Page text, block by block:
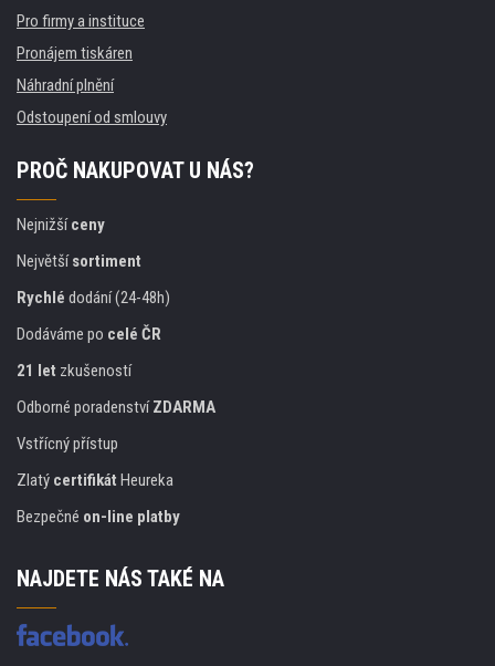
Pro firmy a instituce
Pronájem tiskáren
Náhradní plnění
Odstoupení od smlouvy
PROČ NAKUPOVAT U NÁS?
Nejnižšíceny
Největšísortiment
Rychlé dodání (24-48h)
Dodáváme po celé ČR
21 let zkušeností
Odborné poradenstvíZDARMA
Vstřícný přístup
Zlatý certifikát Heureka
Bezpečné on-line platby
NAJDETE NÁS TAKÉ NA